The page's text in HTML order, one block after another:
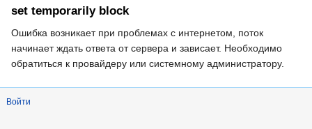
set temporarily block
Ошибка возникает при проблемах с интернетом, поток
начинает ждать ответа от сервера и зависает. Необходимо
обратиться к провайдеру или системному администратору.
Войти